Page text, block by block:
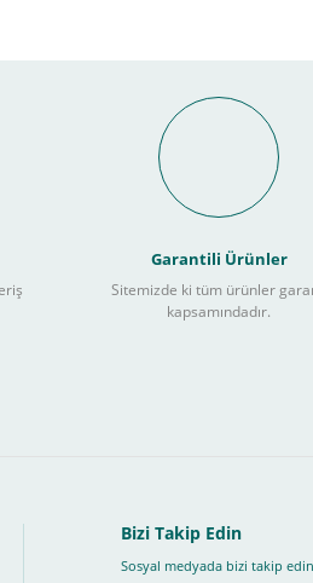
Farksız Taksit
Taksit seçenekleri bankaya göre
Garantili Ürünler
Sitemizde ki tüm ürünler
kapsamındadır.
Bizi Takip Edin
Sosyal medyada bizi takip